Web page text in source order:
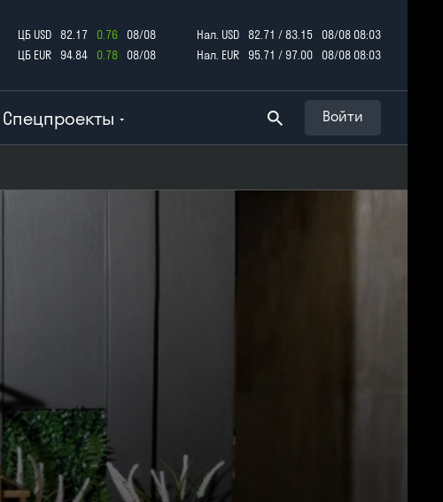
ЦБ USD 82.17 0.76
08/08
ЦБ EUR
94.84 0.78 08/08
Нал. USD 82.71 / 83.15
08/08 08:03
Нал. EUR
95.71 / 97.00 08/08 08:03
Спецпроекты Войти